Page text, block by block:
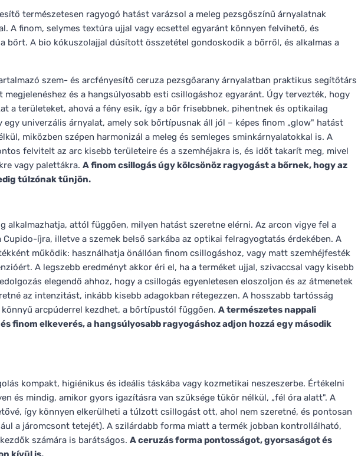
természetesen ragyogó hatást varázsol a meleg pezsgőszínű árnyalatnak
A finom, selymes textúra ujjal vagy ecsettel egyaránt könnyen felvihető, és
bőrt. A bio kókuszolajjal dúsított összetétel gondoskodik a bőrről, és alkalmas a
szem- és arcfényesítő ceruza pezsgőarany árnyalatban praktikus segítőtárs
és a hangsúlyosabb esti csillogáshoz egyaránt. Úgy tervezték, hogy
a területeket, ahová a fény esik, így a bőr frisebbnek, pihentnek és optikailag
univerzális árnyalat, amely sok bőrtípusnak áll jól – képes finom „glow" hatást
miközben szépen harmonizál a meleg és semleges sminkárnyalatokkal is. A
felvitelt az arc kisebb területeire és a szemhéjakra is, és időt takarít meg, mivel
vagy palettákra. A finom csillogás úgy kölcsönöz ragyogást a bőrnek, hogy az
túlzónak tűnjön.
alkalmazhatja, attól függően, milyen hatást szeretne elérni. Az arcon vigye fel a
íjra, illetve a szemek belső sarkába az optikai felragyogtatás érdekében. A
működik: használhatja önállóan finom csillogáshoz, vagy matt szemhéjfesték
A legszebb eredményt akkor éri el, ha a terméket ujjal, szivaccsal vagy kisebb
elegendő ahhoz, hogy a csillogás egyenletesen eloszoljon és az átmenetek
az intenzitást, inkább kisebb adagokban rétegezzen. A hosszabb tartósság
könnyű arcpúderrel kezdhet, a bőrtípustól függően. A természetes nappali
finom elkeverés, a hangsúlyosabb ragyogáshoz adjon hozzá egy második
kompakt, higiénikus és ideális táskába vagy kozmetikai neszeszerbe. Értékelni
és mindig, amikor gyors igazításra van szüksége tükör nélkül, „fél óra alatt". A
így könnyen elkerülheti a túlzott csillogást ott, ahol nem szeretné, és pontosan
a járomcsont tetejét). A szilárdabb forma miatt a termék jobban kontrollálható,
számára is barátságos. A ceruzás forma pontosságot, gyorsaságot és